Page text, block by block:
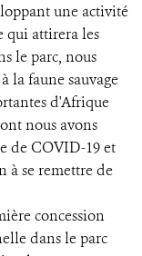
une activité
qui attirera les
le parc, nous
la faune sauvage
d'Afrique
nous avons
de COVID-19 et
à se remettre de
concession
dans le parc